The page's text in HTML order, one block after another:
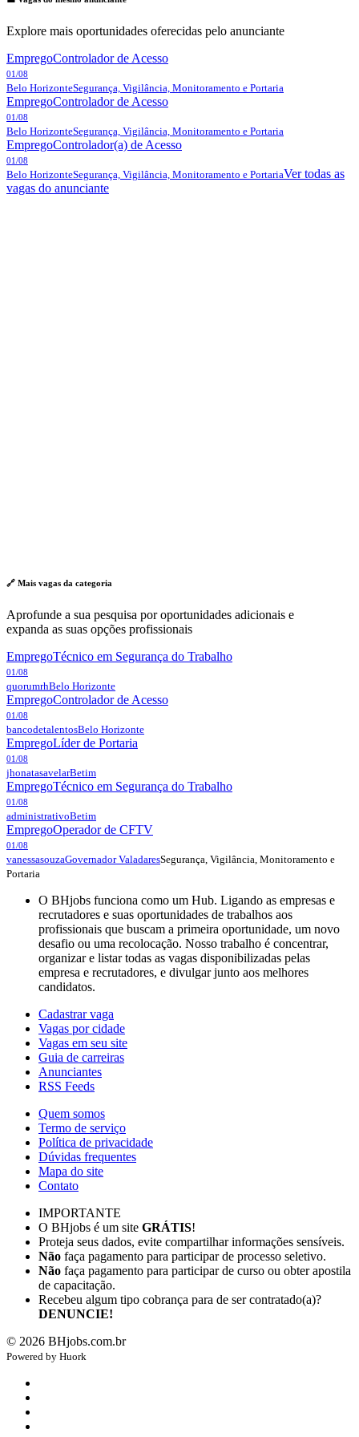
Explore mais oportunidades oferecidas pelo anunciante
EmpregoControlador de Acesso
01/08
Belo HorizonteSegurança, Vigilância, Monitoramento e Portaria
EmpregoControlador de Acesso
01/08
Belo HorizonteSegurança, Vigilância, Monitoramento e Portaria
EmpregoControlador(a) de Acesso
01/08
Belo HorizonteSegurança, Vigilância, Monitoramento e PortariaVer todas as
vagas do anunciante
🔗 Mais vagas da categoria
Aprofunde a sua pesquisa por oportunidades adicionais e
expanda as suas opções profissionais
EmpregoTécnico em Segurança do Trabalho
01/08
quorumrhBelo Horizonte
EmpregoControlador de Acesso
01/08
bancodetalentosBelo Horizonte
EmpregoLíder de Portaria
01/08
jhonatasavelarBetim
EmpregoTécnico em Segurança do Trabalho
01/08
administrativoBetim
EmpregoOperador de CFTV
01/08
vanessasouzaGovernador ValadaresSegurança, Vigilância, Monitoramento e
Portaria
O BHjobs funciona como um Hub. Ligando as empresas e
recrutadores e suas oportunidades de trabalhos aos
profissionais que buscam a primeira oportunidade, um novo
desafio ou uma recolocação. Nosso trabalho é concentrar,
organizar e listar todas as vagas disponibilizadas pelas
empresa e recrutadores, e divulgar junto aos melhores
candidatos.
Cadastrar vaga
Vagas por cidade
Vagas em seu site
Guia de carreiras
Anunciantes
RSS Feeds
Quem somos
Termo de serviço
Política de privacidade
Dúvidas frequentes
Mapa do site
Contato
IMPORTANTE
O BHjobs é um site GRÁTIS!
Proteja seus dados, evite compartilhar informações sensíveis.
Não faça pagamento para participar de processo seletivo.
Não faça pagamento para participar de curso ou obter apostila
de capacitação.
Recebeu algum tipo cobrança para de ser contratado(a)?
DENUNCIE!
© 2026 BHjobs.com.br
Powered by Huork